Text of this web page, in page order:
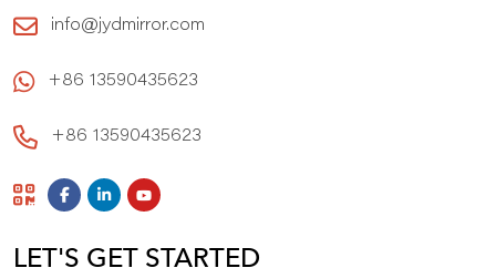
info@jydmirror.com
+86 13590435623
+86 13590435623
LET'S GET STARTED